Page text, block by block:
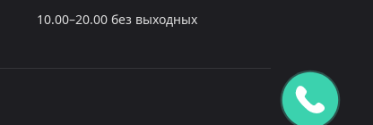
10.00–20.00 без выходных